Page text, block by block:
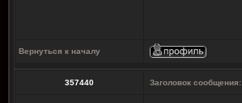
Вернуться к началу
357440 Заголовок сообщения: